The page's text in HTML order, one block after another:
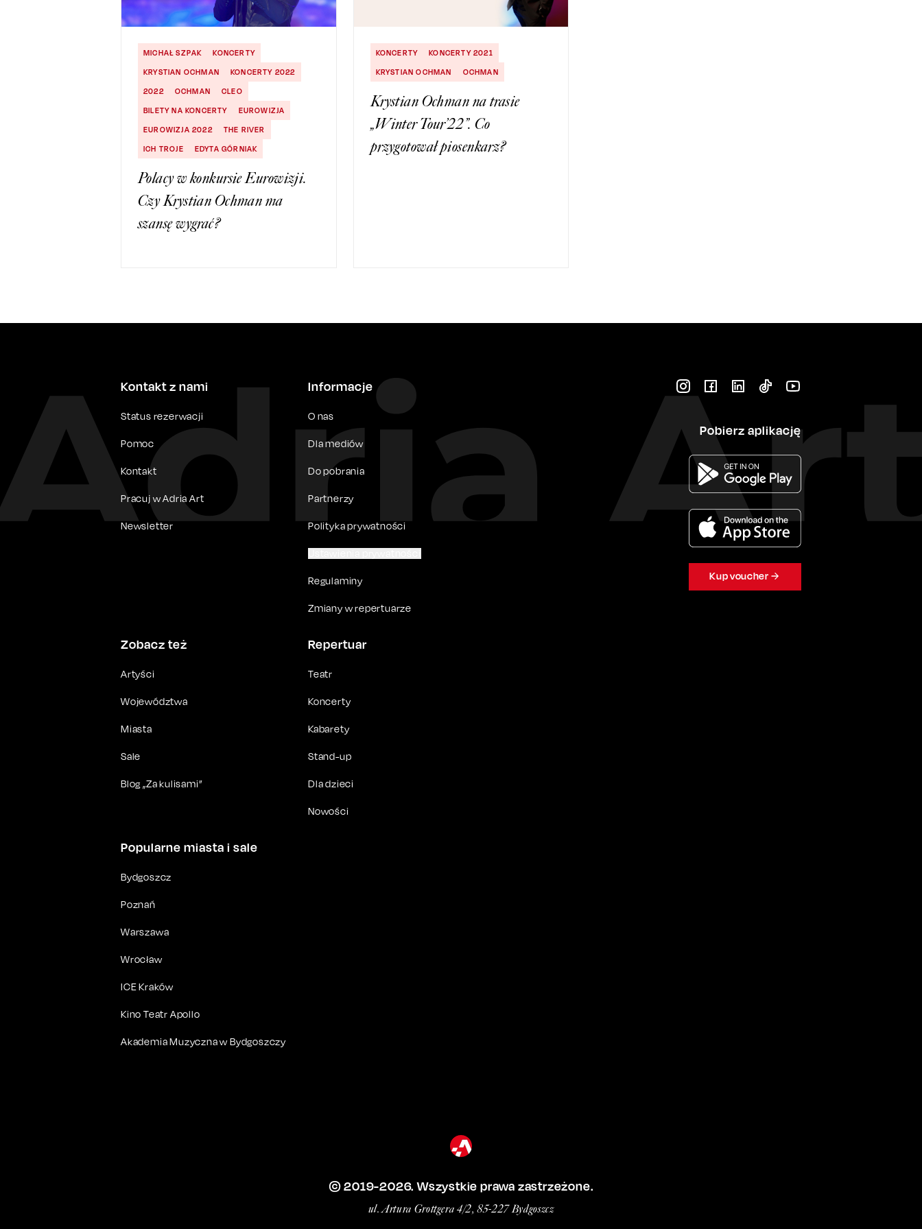
MICHAŁ SZPAK
KONCERTY
KRYSTIAN OCHMAN
KONCERTY 2022
2022
OCHMAN
CLEO
BILETY NA KONCERTY
EUROWIZJA
EUROWIZJA 2022
THE RIVER
ICH TROJE
EDYTA GÓRNIAK
Polacy w konkursie Eurowizji.
Czy Krystian Ochman ma
szansę wygrać?
KONCERTY
KONCERTY 2021
KRYSTIAN OCHMAN
OCHMAN
Krystian Ochman na trasie
„Winter Tour’22”. Co
przygotował piosenkarz?
Kontakt z nami
Status rezerwacji
Pomoc
Kontakt
Pracuj w Adria Art
Newsletter
Informacje
O nas
Dla mediów
Do pobrania
Partnerzy
Polityka prywatności
Regulaminy
Zmiany w repertuarze
Zobacz też
Artyści
Województwa
Miasta
Sale
Blog „Za kulisami”
Repertuar
Teatr
Koncerty
Kabarety
Stand-up
Dla dzieci
Nowości
Popularne miasta i sale
Bydgoszcz
Poznań
Warszawa
Wrocław
ICE Kraków
Kino Teatr Apollo
Akademia Muzyczna w Bydgoszczy
Pobierz aplikację
Kup voucher
© 2019-2026. Wszystkie prawa zastrzeżone.
ul. Artura Grottgera 4/2, 85-227 Bydgoszcz